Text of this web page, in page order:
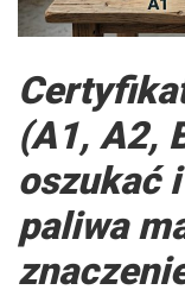
(A1, A2,
oszukać
paliwa